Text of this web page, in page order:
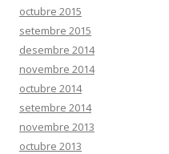
octubre 2015
setembre 2015
desembre 2014
novembre 2014
octubre 2014
setembre 2014
novembre 2013
octubre 2013